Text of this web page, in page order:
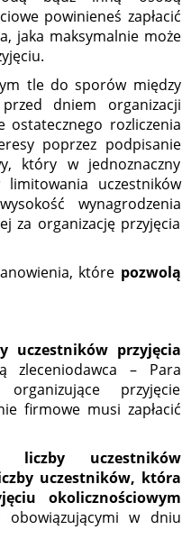
powinieneś zapłacić
jaka maksymalnie może
tle do sporów między
dniem organizacji
rozliczenia
poprzez podpisanie
który w jednoznaczny
uczestników
wynagrodzenia
za organizację przyjęcia
które pozwolą
uczestników przyjęcia
zleceniodawca – Para
przyjęcie
firmowe musi zapłacić
liczby uczestników
uczestników, która
okolicznościowym
obowiązującymi w dniu